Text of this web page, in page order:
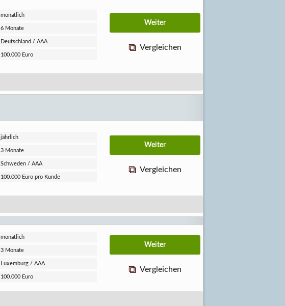
monatlich
6 Monate
Deutschland / AAA
100.000 Euro
Vergleichen
jährlich
3 Monate
Schweden / AAA
100.000 Euro pro Kunde
Vergleichen
monatlich
3 Monate
Luxemburg / AAA
100.000 Euro
Vergleichen